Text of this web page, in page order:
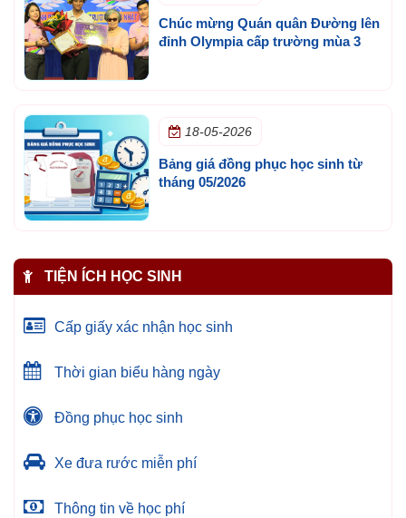
Chúc mừng Quán quân Đường lên
đỉnh Olympia cấp trường mùa 3
18-05-2026
Bảng giá đồng phục học sinh từ
tháng 05/2026
TIỆN ÍCH HỌC SINH
Cấp giấy xác nhận học sinh
Thời gian biểu hàng ngày
Đồng phục học sinh
Xe đưa rước miễn phí
Thông tin về học phí